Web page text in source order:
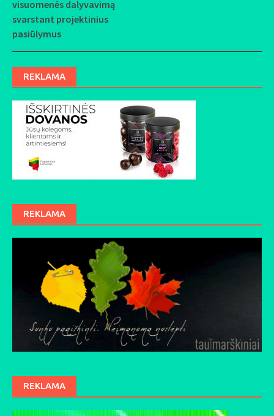
visuomenės dalyvavimą
svarstant projektinius
pasiūlymus
REKLAMA
REKLAMA
REKLAMA